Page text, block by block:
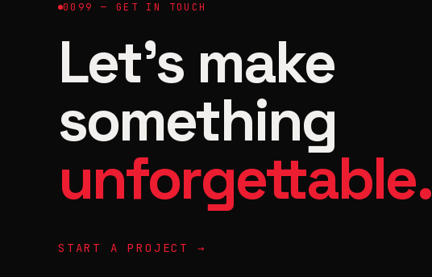
0099 — GET IN TOUCH
Let's make
something
unforgettable.
START A PROJECT →